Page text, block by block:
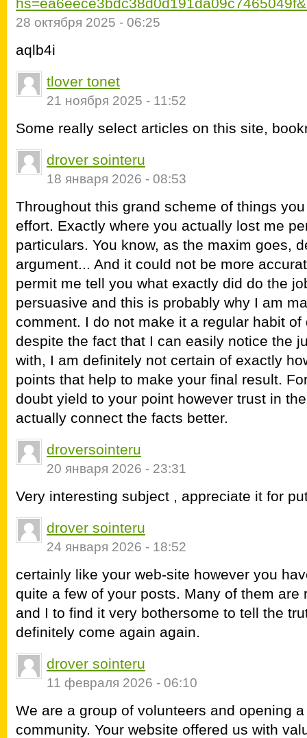
28 октября 2025 - 06:25
aqlb4i
tlover tonet
21 ноября 2025 - 11:52
Some really select articles on this site,
drover sointeru
18 января 2026 - 08:53
Throughout this grand scheme of things
effort. Exactly where you actually lost me
particulars. You know, as the maxim goes,
argument... And it could not be more
permit me tell you what exactly did do the
persuasive and this is probably why I am
comment. I do not make it a regular habit of
despite the fact that I can easily notice the
with, I am definitely not certain of exactly
points that help to make your final result.
doubt yield to your point however trust in
actually connect the facts better.
droversointeru
20 января 2026 - 23:31
Very interesting subject , appreciate it for
drover sointeru
24 января 2026 - 18:52
certainly like your web-site however you
quite a few of your posts. Many of them are
and I to find it very bothersome to tell the
definitely come again again.
drover sointeru
11 февраля 2026 - 06:10
We are a group of volunteers and opening
community. Your website offered us with